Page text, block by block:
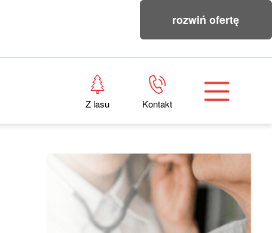
rozwiń ofertę
Z lasu Kontakt